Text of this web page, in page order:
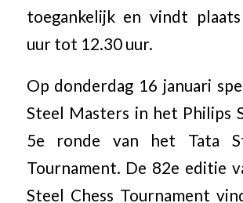
toegankelijk en vindt
uur tot 12.30 uur.
Op donderdag 16 januari
Steel Masters in het Philips
5e ronde van het Tata
Tournament. De 82e editie
Steel Chess Tournament